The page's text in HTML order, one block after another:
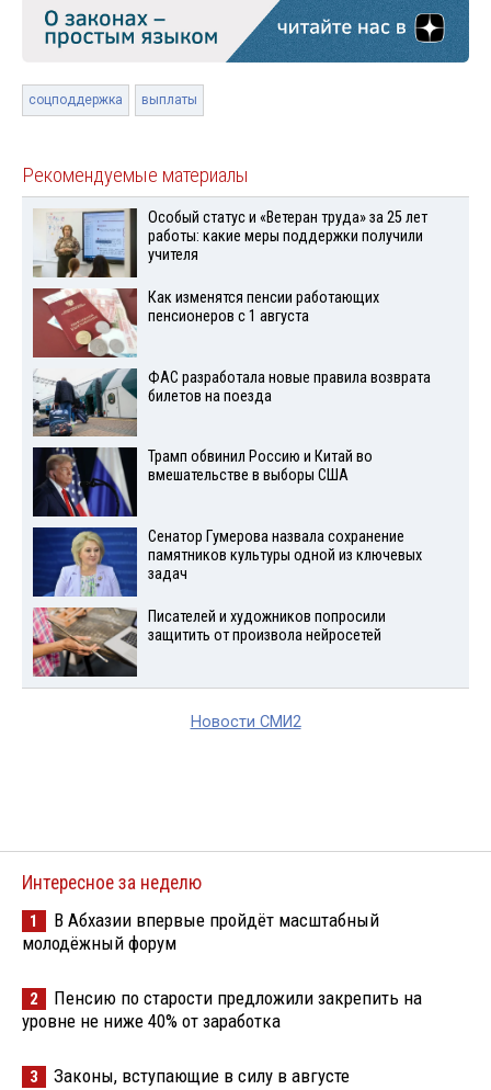
соцподдержка выплаты
Рекомендуемые материалы
Особый статус и «Ветеран труда» за 25 лет
работы: какие меры поддержки получили
учителя
Как изменятся пенсии работающих
пенсионеров с 1 августа
ФАС разработала новые правила возврата
билетов на поезда
Трамп обвинил Россию и Китай во
вмешательстве в выборы США
Сенатор Гумерова назвала сохранение
памятников культуры одной из ключевых
задач
Писателей и художников попросили
защитить от произвола нейросетей
Новости СМИ2
Интересное за неделю
1
В Абхазии впервые пройдёт масштабный
молодёжный форум
2
Пенсию по старости предложили закрепить на
уровне не ниже 40% от заработка
3 Законы, вступающие в силу в августе